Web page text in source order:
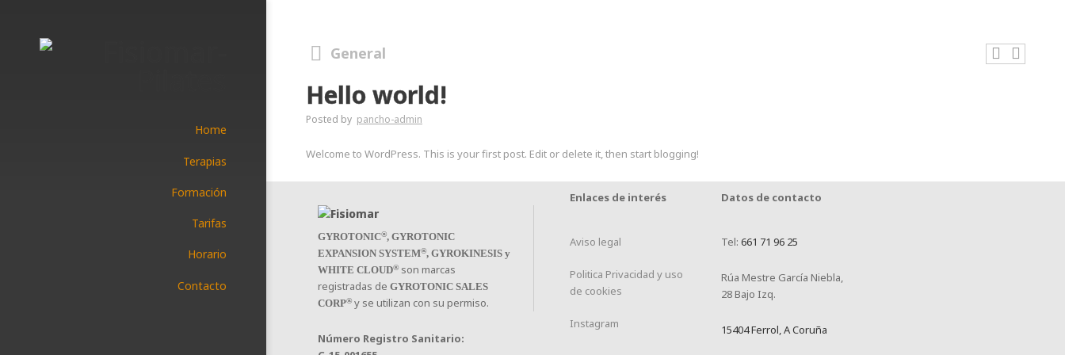
Home
Terapias
Formación
Tarifas
Horario
Contacto
General
Hello world!
Posted by pancho-admin
Welcome to WordPress. This is your first post. Edit or delete it, then start blogging!
GYROTONIC®, GYROTONIC
EXPANSION SYSTEM®, GYROKINESIS y
WHITE CLOUD® son marcas
registradas de GYROTONIC SALES
CORP® y se utilizan con su permiso.
Número Registro Sanitario:
Enlaces de interés Datos de contacto
Aviso legal
Politica Privacidad y uso
de cookies
Instagram
Tel:661 71 96 25
Rúa Mestre García Niebla,
28 Bajo Izq.
15404 Ferrol, A Coruña